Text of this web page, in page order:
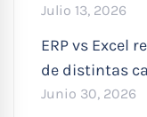
Julio 13, 2026
ERP vs Excel
de distintas
Junio 30, 2026